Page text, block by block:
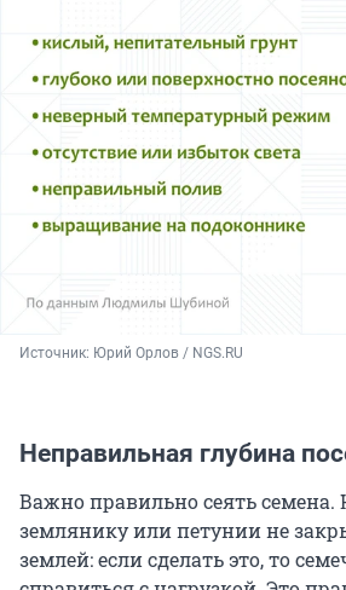
Источник: Юрий Орлов / NGS.RU
Неправильная глубина
Важно правильно сеять семена.
землянику или петунии не
землей: если сделать это, то